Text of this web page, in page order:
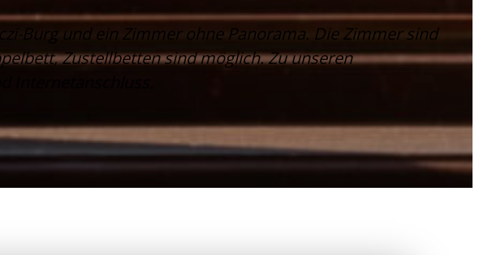
Burg und ein Zimmer ohne Panorama. Die Zimmer sind
Zustellbetten sind möglich. Zu unseren